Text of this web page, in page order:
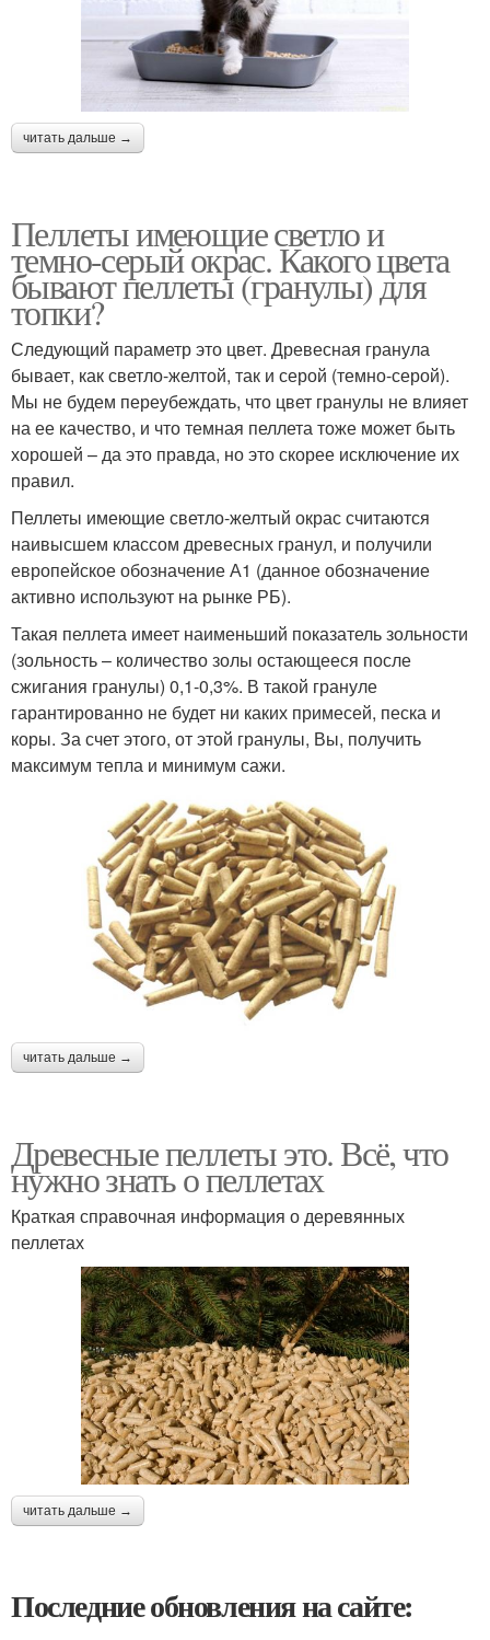
читать дальше →
Пеллеты имеющие светло и
темно-серый окрас. Какого цвета
бывают пеллеты (гранулы) для
топки?
Следующий параметр это цвет. Древесная гранула
бывает, как светло-желтой, так и серой (темно-серой).
Мы не будем переубеждать, что цвет гранулы не влияет
на ее качество, и что темная пеллета тоже может быть
хорошей – да это правда, но это скорее исключение их
правил.
Пеллеты имеющие светло-желтый окрас считаются
наивысшем классом древесных гранул, и получили
европейское обозначение А1 (данное обозначение
активно используют на рынке РБ).
Такая пеллета имеет наименьший показатель зольности
(зольность – количество золы остающееся после
сжигания гранулы) 0,1-0,3%. В такой грануле
гарантированно не будет ни каких примесей, песка и
коры. За счет этого, от этой гранулы, Вы, получить
максимум тепла и минимум сажи.
читать дальше →
Древесные пеллеты это. Всё, что
нужно знать о пеллетах
Краткая справочная информация о деревянных
пеллетах
читать дальше →
Последние обновления на сайте: